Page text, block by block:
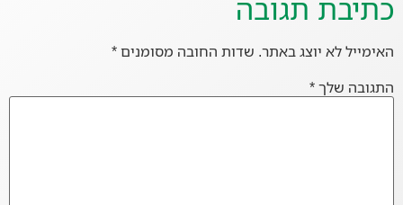
כתיבת תגובה
האימייל לא יוצג באתר. שדות החובה מסומנים*
התגובה שלך*